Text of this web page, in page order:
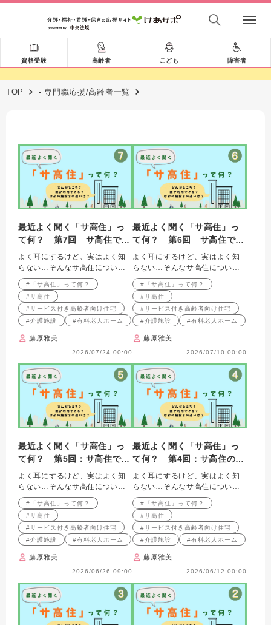
資格受験 高齢者 こども 障害者
TOP - 専門職応援/高齢者一覧
最近よく聞く「サ高住」っ
て何？ 第7回 サ高住で働
く介護職
よく耳にするけど、実はよく知
らない…そんなサ高住について
解説します
#「サ高住」って何？
#サ高住
#サービス付き高齢者向け住宅
#介護施設
#有料老人ホーム
藤原雅美
2026/07/24 00:00
最近よく聞く「サ高住」っ
て何？ 第6回 サ高住で働
く介護職
よく耳にするけど、実はよく知
らない…そんなサ高住について
解説します
#「サ高住」って何？
#サ高住
#サービス付き高齢者向け住宅
#介護施設
#有料老人ホーム
藤原雅美
2026/07/10 00:00
最近よく聞く「サ高住」っ
て何？ 第5回：サ高住で働
く人々
よく耳にするけど、実はよく知
らない…そんなサ高住について
解説します
#「サ高住」って何？
#サ高住
#サービス付き高齢者向け住宅
#介護施設
#有料老人ホーム
藤原雅美
2026/06/26 09:00
最近よく聞く「サ高住」っ
て何？ 第4回：サ高住の1
日
よく耳にするけど、実はよく知
らない…そんなサ高住について
解説します
#「サ高住」って何？
#サ高住
#サービス付き高齢者向け住宅
#介護施設
#有料老人ホーム
藤原雅美
2026/06/12 00:00